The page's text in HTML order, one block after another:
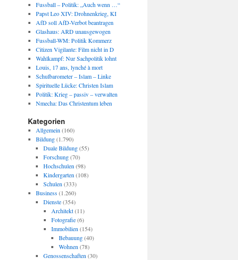
Fussball – Politik: „Auch wenn …“
Papst Leo XIV: Drohnenkrieg, KI
AfD soll AfD-Verbot beantragen
Glashaus: ARD unausgewogen
Fussball-WM: Politik Kommerz
Citizen Vigilante: Film nicht in D
Wahlkampf: Nur Sachpolitik lohnt
Louis, 17 ans, lynché à mort
Schulbarometer – Islam – Linke
Spirituelle Lücke: Christen Islam
Politik: Krieg – passiv – verwalten
Nmecha: Das Christentum leben
Kategorien
Allgemein (160)
Bildung(1.790)
Duale Bildung(55)
Forschung(70)
Hochschulen (98)
Kindergarten (108)
Schulen (333)
Business(1.260)
Dienste(354)
Architekt(11)
Fotografie(6)
Immobilien (154)
Bebauung(40)
Wohnen (78)
Genossenschaften (30)